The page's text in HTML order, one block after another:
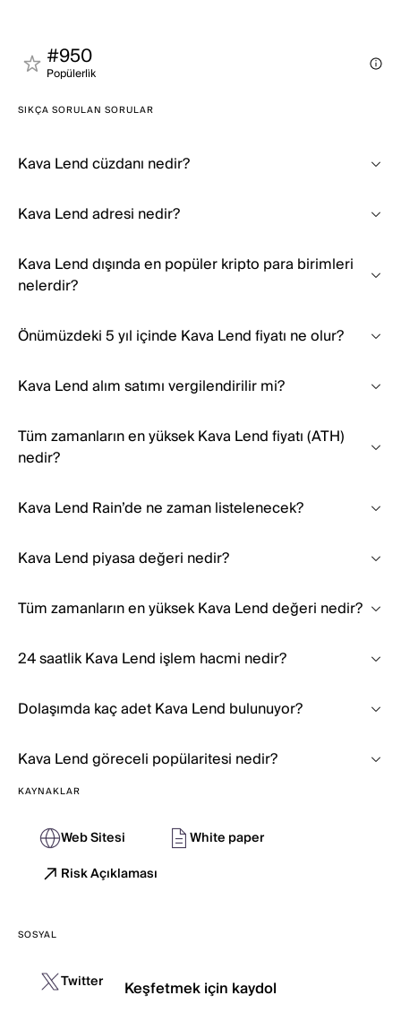
#950
Popülerli̇k
SIKÇA SORULAN SORULAR
Kava Lend cüzdanı nedir?
Kava Lend adresi nedir?
Kava Lend dışında en popüler kripto para birimleri
nelerdir?
Önümüzdeki 5 yıl içinde Kava Lend fiyatı ne olur?
Kava Lend alım satımı vergilendirilir mi?
Tüm zamanların en yüksek Kava Lend fiyatı (ATH)
nedir?
Kava Lend Rain’de ne zaman listelenecek?
Kava Lend piyasa değeri nedir?
Tüm zamanların en yüksek Kava Lend değeri nedir?
24 saatlik Kava Lend işlem hacmi nedir?
Dolaşımda kaç adet Kava Lend bulunuyor?
Kava Lend göreceli popülaritesi nedir?
KAYNAKLAR
Web Sitesi
White paper
Risk Açıklaması
SOSYAL
Twitter Keşfetmek için kaydol